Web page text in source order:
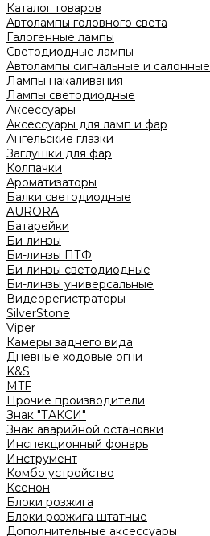
Каталог товаров
Автолампы головного света
Галогенные лампы
Светодиодные лампы
Автолампы сигнальные и салонные
Лампы накаливания
Лампы светодиодные
Аксессуары
Аксессуары для ламп и фар
Ангельские глазки
Заглушки для фар
Колпачки
Ароматизаторы
Балки светодиодные
AURORA
Батарейки
Би-линзы
Би-линзы ПТФ
Би-линзы светодиодные
Би-линзы универсальные
Видеорегистраторы
SilverStone
Viper
Камеры заднего вида
Дневные ходовые огни
K&S
MTF
Прочие производители
Знак "ТАКСИ"
Знак аварийной остановки
Инспекционный фонарь
Инструмент
Комбо устройство
Ксенон
Блоки розжига
Блоки розжига штатные
Дополнительные аксессуары